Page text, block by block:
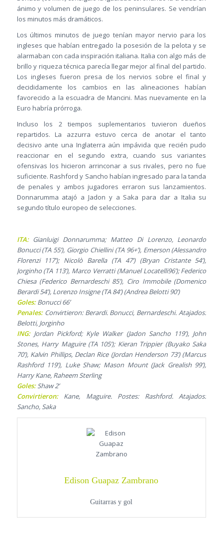
ánimo y volumen de juego de los peninsulares. Se vendrían
los minutos más dramáticos.
Los últimos minutos de juego tenían mayor nervio para los
ingleses que habían entregado la posesión de la pelota y se
alarmaban con cada inspiración italiana. Italia con algo más de
brillo y riqueza técnica parecía llegar mejor al final del partido.
Los ingleses fueron presa de los nervios sobre el final y
decididamente los cambios en las alineaciones habían
favorecido a la escuadra de Mancini. Mas nuevamente en la
Euro habría prórroga.
Incluso los 2 tiempos suplementarios tuvieron dueños
repartidos. La azzurra estuvo cerca de anotar el tanto
decisivo ante una Inglaterra aún impávida que recién pudo
reaccionar en el segundo extra, cuando sus variantes
ofensivas los hicieron arrinconar a sus rivales, pero no fue
suficiente. Rashford y Sancho habían ingresado para la tanda
de penales y ambos jugadores erraron sus lanzamientos.
Donnarumma atajó a Jadon y a Saka para dar a Italia su
segundo título europeo de selecciones.
ITA:Gianluigi Donnarumma; Matteo Di Lorenzo, Leonardo
Bonucci (TA 55’), Giorgio Chiellini (TA 96+’), Emerson (Alessandro
Florenzi 117’); Nicolò Barella (TA 47’) (Bryan Cristante 54’),
Jorginho (TA 113’), Marco Verratti (Manuel Locatelli96’); Federico
Chiesa (Federico Bernardeschi 85’), Ciro Immobile (Domenico
Berardi 54’), Lorenzo Insigne (TA 84’) (Andrea Belotti 90’)
Goles:Bonucci 66’
Penales:Convirtieron: Berardi. Bonucci, Bernardeschi. Atajados:
Belotti, Jorginho
ING:Jordan Pickford; Kyle Walker (Jadon Sancho 119’), John
Stones, Harry Maguire (TA 105’); Kieran Trippier (Buyako Saka
70’), Kalvin Phillips, Declan Rice (Jordan Henderson 73’) (Marcus
Rashford 119’), Luke Shaw; Mason Mount (Jack Grealish 99’),
Harry Kane, Raheem Sterling
Goles:Shaw 2’
Convirtieron:Kane, Maguire. Postes: Rashford. Atajados:
Sancho, Saka
Edison Guapaz Zambrano
Guitarras y gol